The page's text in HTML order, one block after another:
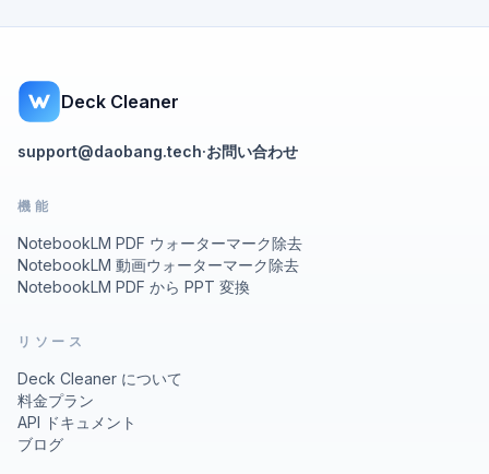
Deck Cleaner
support@daobang.tech·お問い合わせ
機能
NotebookLM PDF ウォーターマーク除去
NotebookLM 動画ウォーターマーク除去
NotebookLM PDF から PPT 変換
リソース
Deck Cleaner について
料金プラン
API ドキュメント
ブログ